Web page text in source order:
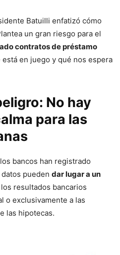
Batuilli enfatizó cómo
un gran riesgo para el
contratos de préstamo
está en juego y qué nos espera
No hay
para las
bancos han registrado
pueden dar lugar a un
resultados bancarios
o exclusivamente a las
las hipotecas.